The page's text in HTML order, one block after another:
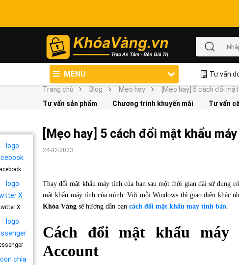
MENU Tư vấn
Trang chủ
Blog Mẹo hay
[Mẹo hay] 5 cách đổi
Tư vấn sản phẩm
Chương trình khuyến mãi Tư vấn
X
[Mẹo hay] 5 cách đổi mật khẩu
24-02-2023
Thay đổi mật khẩu máy tính của bạn sau một thời gian dài sử dụng
mật khẩu máy tính của mình. Với mỗi Windows thì giao diện khác
Khóa Vàng sẽ hướng dẫn bạn cách đổi mật khẩu máy tính bàn
Cách đổi mật khẩu máy
Account